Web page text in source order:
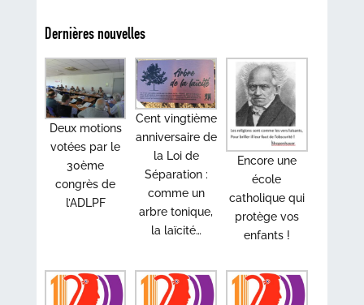
Dernières nouvelles
Deux motions
votées par le
30ème
congrès de
l’ADLPF
Cent vingtième
anniversaire de
la Loi de
Séparation :
comme un
arbre tonique,
la laïcité…
Encore une
école
catholique qui
protège vos
enfants !